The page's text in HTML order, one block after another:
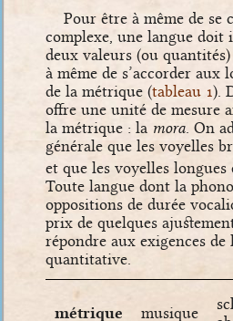
Pour être à même de se
complexe, une langue doit
deux valeurs (ou
à même de s’accorder aux
de la métrique (tableau 1).
offre une unité de mesure
la métrique : la mora. On
générale que les voyelles
et que les voyelles
Toute langue dont la
oppositions de durée
prix de quelques
répondre aux exigences
quantitative.
métrique musique